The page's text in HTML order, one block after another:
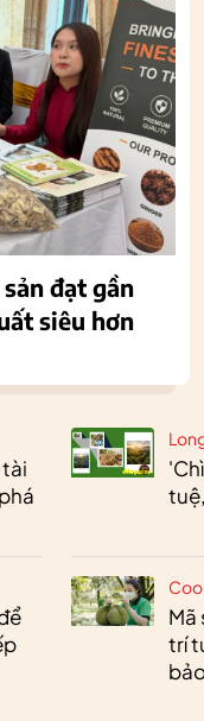
Mã
trí
đạt gần
siêu hơn